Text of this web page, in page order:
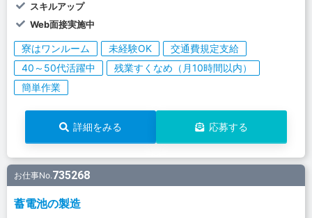
スキルアップ
Web面接実施中
寮はワンルーム 未経験OK
交通費規定支給
40～50代活躍中
残業すくなめ（月10時間以内）
簡単作業
詳細をみる 応募する
お仕事No.735268
蓄電池の製造